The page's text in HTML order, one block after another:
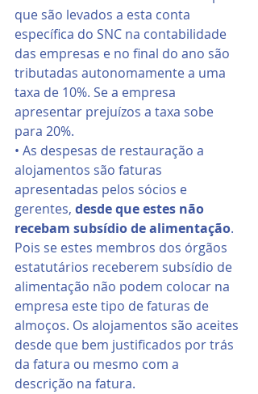
que são levados a esta conta
específica do SNC na contabilidade
das empresas e no final do ano são
tributadas autonomamente a uma
taxa de 10%. Se a empresa
apresentar prejuízos a taxa sobe
para 20%.
• As despesas de restauração a
alojamentos são faturas
apresentadas pelos sócios e
gerentes, desde que estes não
recebam subsídio de alimentação.
Pois se estes membros dos órgãos
estatutários receberem subsídio de
alimentação não podem colocar na
empresa este tipo de faturas de
almoços. Os alojamentos são aceites
desde que bem justificados por trás
da fatura ou mesmo com a
descrição na fatura.